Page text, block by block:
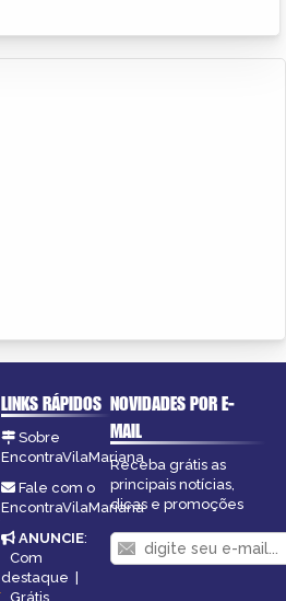
LINKS RÁPIDOS
Sobre
EncontraVilaMariana
Fale com o
EncontraVilaMariana
ANUNCIE:
Com
destaque |
Grátis
NOVIDADES POR E-
MAIL
Receba grátis as
principais notícias,
dicas e promoções